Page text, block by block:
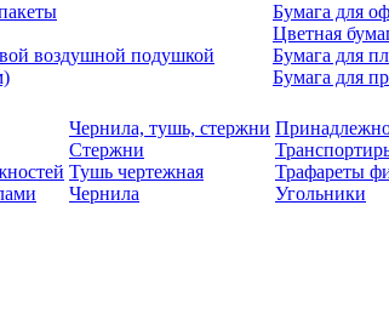
воздушной подушкой
Бумага для
Цветная
Бумага для
Бумага для
Чернила, тушь, стержни
Стержни
Тушь чертежная
Чернила
Трафареты
Угольники